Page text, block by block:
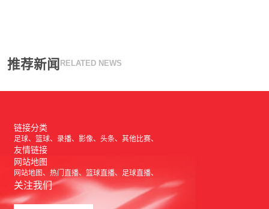
推荐新闻 RELATED NEWS
链接分类
足球 篮球 录播 影像 头条 其他比赛
友情链接
网站地图
网站地图 热门直播 篮球直播 足球直播
关注我们